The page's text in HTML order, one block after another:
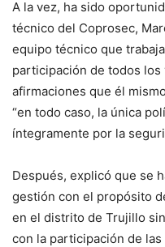
A la vez, ha sido
técnico del Coprosec,
equipo técnico que
participación de todos
afirmaciones que él
“en todo caso, la única
íntegramente por la
Después, explicó que se
gestión con el propósito
en el distrito de Trujillo
con la participación de